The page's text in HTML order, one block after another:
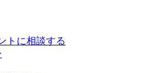
トに相談する